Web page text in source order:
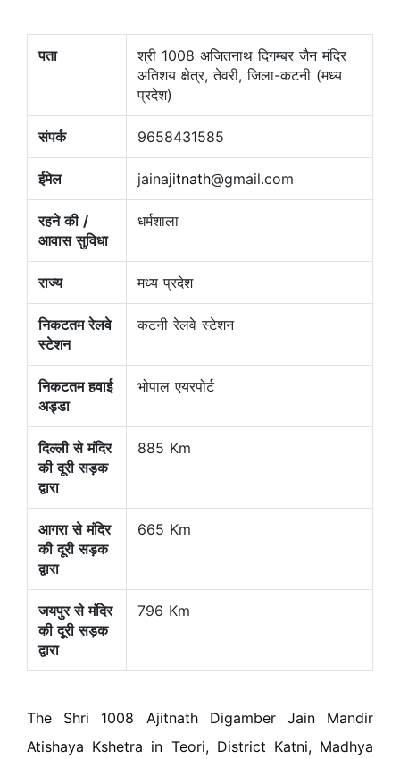
पता
श्री 1008 अजितनाथ दिगम्बर जैन मंदिर
अतिशय क्षेत्र, तेवरी, जिला-कटनी (मध्य
प्रदेश)
संपर्क 9658431585
ईमेल jainajitnath@gmail.com
रहने की /
आवास सुविधा
धर्मशाला
राज्य मध्य प्रदेश
निकटतम रेलवे
स्टेशन
कटनी रेलवे स्टेशन
निकटतम हवाई
अड्डा
भोपाल एयरपोर्ट
दिल्ली से मंदिर
की दूरी सड़क
द्वारा
885 Km
आगरा से मंदिर
की दूरी सड़क
द्वारा
665 Km
जयपुर से मंदिर
की दूरी सड़क
द्वारा
796 Km
The Shri 1008 Ajitnath Digamber Jain Mandir
Atishaya Kshetra in Teori, District Katni, Madhya